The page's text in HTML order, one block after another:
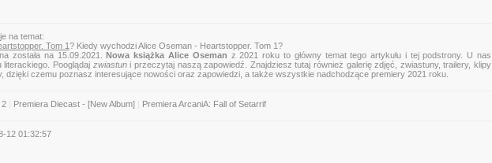
na temat:
Tom 1? Kiedy wychodzi Alice Oseman - Heartstopper. Tom 1?
została na 15.09.2021.Nowa książka Alice Oseman z 2021 roku to główny temat tego artykułu i tej podstrony. U nas
Pooglądaj zwiastuni przeczytaj naszą zapowiedź. Znajdziesz tutaj również galerię zdjęć, zwiastuny, trailery, klipy
dzięki czemu poznasz interesujące nowości oraz zapowiedzi, a także wszystkie nadchodzące premiery 2021 roku.
2 Premiera Diecast - [New Album] Premiera ArcaniA: Fall of Setarrif
12 01:32:57